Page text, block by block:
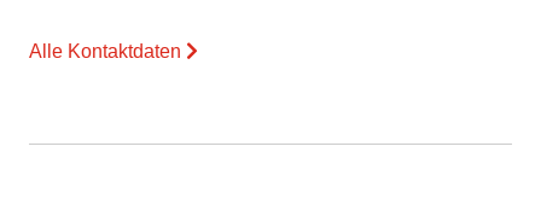
Alle Kontaktdaten